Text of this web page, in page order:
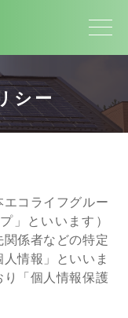
シー
コライフグルー
」といいます）
係者などの特定
情報」といいま
「個人情報保護